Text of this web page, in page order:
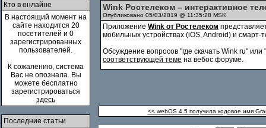
Кто в онлайне
В настоящий момент на
сайте находится 20
посетителей и 0
зарегистрированных
пользователей.
К сожалению, система
Вас не опознала. Вы
можете бесплатно
зарегистрироваться
здесь
Последние статьи
Wink Ростелеком – интерактивное
Опубликовано 05/03/2019 @ 11:35:28 MSK
Приложение Wink от Ростелеком
мобильных устройствах (iOS, Android) и
Обсуждение вопросов "где скачать Wink ru"
соответствующей теме на вебос форуме.
<< webOS 4.5 получила кодовое имя